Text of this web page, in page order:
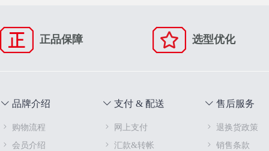
正品保障 选型优化
品牌介绍
购物流程
会员介绍
支付 & 配送
网上支付
汇款&转帐
售后服务
退换货政策
销售条款